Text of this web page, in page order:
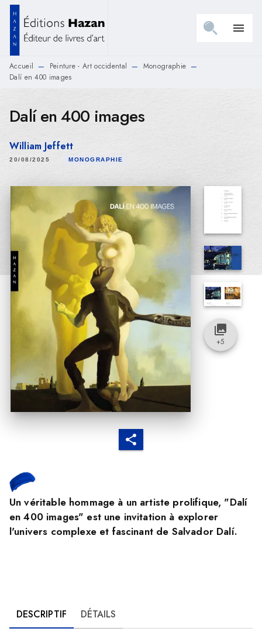
MENU RECHERCHE
PIED DE PAGE
menu
Accueil — Peinture - Art occidental — Monographie —
Dalí en 400 images
Dalí en 400 images
William Jeffett
20/08/2025 MONOGRAPHIE
Un véritable hommage à un artiste prolifique, "Dalí
en 400 images" est une invitation à explorer
l'univers complexe et fascinant de Salvador Dalí.
collections
+5
DESCRIPTIF DÉTAILS